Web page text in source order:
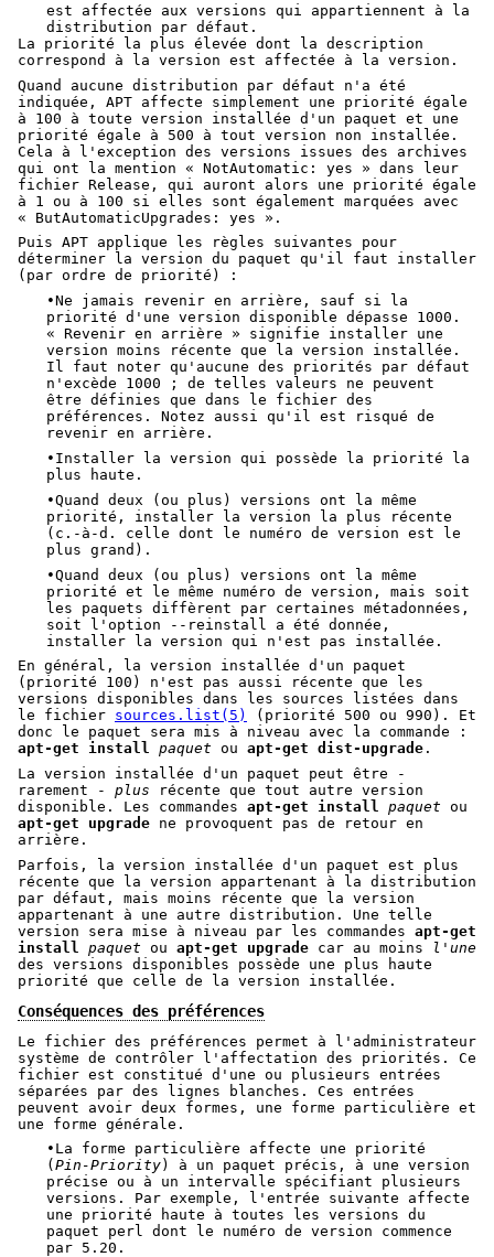
est affectée aux versions qui appartiennent à la
distribution par défaut.
La priorité la plus élevée dont la description
correspond à la version est affectée à la version.
Quand aucune distribution par défaut n'a été
indiquée, APT affecte simplement une priorité égale
à 100 à toute version installée d'un paquet et une
priorité égale à 500 à tout version non installée.
Cela à l'exception des versions issues des archives
qui ont la mention « NotAutomatic: yes » dans leur
fichier Release, qui auront alors une priorité égale
à 1 ou à 100 si elles sont également marquées avec
« ButAutomaticUpgrades: yes ».
Puis APT applique les règles suivantes pour
déterminer la version du paquet qu'il faut installer
(par ordre de priorité) :
•Ne jamais revenir en arrière, sauf si la
priorité d'une version disponible dépasse 1000.
« Revenir en arrière » signifie installer une
version moins récente que la version installée.
Il faut noter qu'aucune des priorités par défaut
n'excède 1000 ; de telles valeurs ne peuvent
être définies que dans le fichier des
préférences. Notez aussi qu'il est risqué de
revenir en arrière.
•Installer la version qui possède la priorité la
plus haute.
•Quand deux (ou plus) versions ont la même
priorité, installer la version la plus récente
(c.-à-d. celle dont le numéro de version est le
plus grand).
•Quand deux (ou plus) versions ont la même
priorité et le même numéro de version, mais soit
les paquets diffèrent par certaines métadonnées,
soit l'option --reinstall a été donnée,
installer la version qui n'est pas installée.
En général, la version installée d'un paquet
(priorité 100) n'est pas aussi récente que les
versions disponibles dans les sources listées dans
le fichier sources.list(5)
(priorité 500 ou 990). Et
donc le paquet sera mis à niveau avec la commande :
apt-get install paquet ou apt-get dist-upgrade .
La version installée d'un paquet peut être -
rarement - plus récente que tout autre version
disponible. Les commandes apt-get install paquet ou
apt-get upgrade ne provoquent pas de retour en
arrière.
Parfois, la version installée d'un paquet est plus
récente que la version appartenant à la distribution
par défaut, mais moins récente que la version
appartenant à une autre distribution. Une telle
version sera mise à niveau par les commandes apt-get
install paquet ou apt-get upgrade car au moins
l'une
des versions disponibles possède une plus haute
priorité que celle de la version installée.
Conséquences des préférences
Le fichier des préférences permet à l'administrateur
système de contrôler l'affectation des priorités. Ce
fichier est constitué d'une ou plusieurs entrées
séparées par des lignes blanches. Ces entrées
peuvent avoir deux formes, une forme particulière et
une forme générale.
•La forme particulière affecte une priorité
( Pin-Priority) à un paquet précis, à une version
précise ou à un intervalle spécifiant plusieurs
versions. Par exemple, l'entrée suivante affecte
une priorité haute à toutes les versions du
paquet perl dont le numéro de version commence
par 5.20.